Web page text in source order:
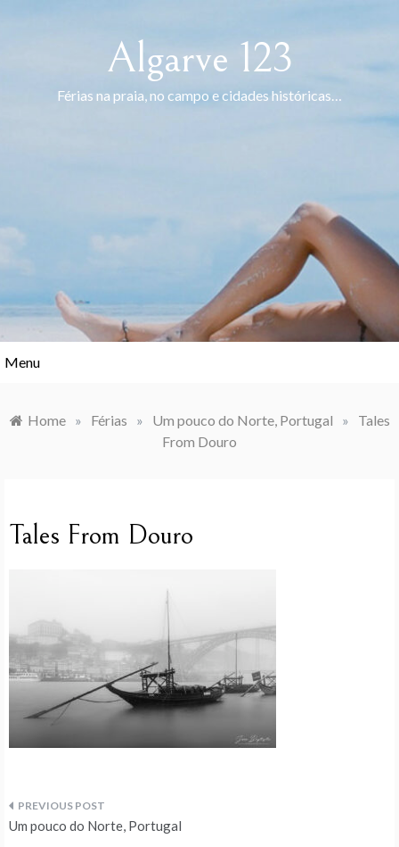
Algarve 123
Férias na praia, no campo e cidades históricas…
Menu
Home » Férias » Um pouco do Norte, Portugal »
Tales
From Douro
Tales From Douro
Navegação
Um pouco do Norte, Portugal